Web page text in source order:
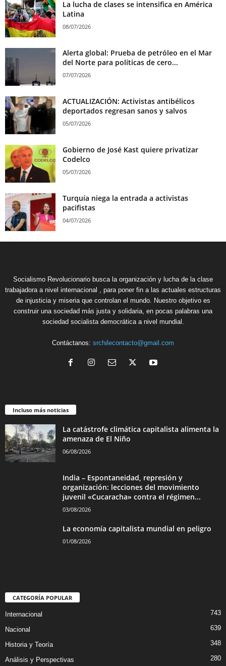
La lucha de clases se intensifica en América
Latina
08/07/2026
Alerta global: Prueba de petróleo en el Mar
del Norte para políticas de cero...
07/07/2026
ACTUALIZACIÓN: Activistas antibélicos
deportados regresan sanos y salvos
05/07/2026
Gobierno de José Kast quiere privatizar
Codelco
05/07/2026
Turquía niega la entrada a activistas
pacifistas
04/07/2026
Socialismo Revolucionario busca la organización y lucha de la clase
trabajadora a nivel internacional , para poner fin a las actuales estructuras
de injusticia y miseria que controlan el mundo. Nuestro objetivo es
construir una sociedad más justa y solidaria, en pocas palabras una
sociedad socialista democrática a nivel mundial.
Contáctanos: srchilecontacto@gmail.com
Incluso más noticias
La catástrofe climática capitalista alimenta la
amenaza de El Niño
06/08/2026
India – Espontaneidad, represión y
organización: lecciones del movimiento
juvenil «Cucaracha» contra el régimen...
03/08/2026
La economía capitalista mundial en peligro
01/08/2026
CATEGORÍA POPULAR
Internacional 743
Nacional 639
Historia y Teoría 348
Análisis y Perspectivas 280